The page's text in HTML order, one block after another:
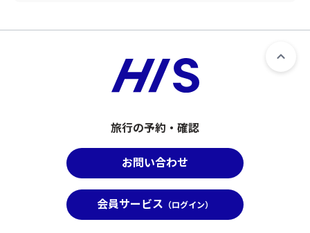
旅行の予約・確認
お問い合わせ
会員サービス （ログイン）